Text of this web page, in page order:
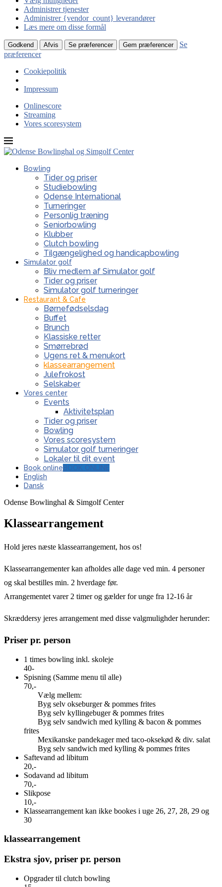
Administrer tjenester
Administrer {vendor_count} leverandører
Læs mere om disse formål
Godkend Afvis Se præferencer Gem præferencer
Se
præferencer
Cookiepolitik
Impressum
Onlinescore
Streaming
Vores scoresystem
Bowling
Tider og priser
Studiebowling
Odense International
Turneringer
Personlig træning
Seniorbowling
Klubber
Clutch bowling
Tilgængelighed og handicapbowling
Simulator golf
Bliv medlem af Simulator golf
Tider og priser
Simulator golf turneringer
Restaurant & Cafe
Børnefødselsdag
Buffet
Brunch
Klassiske retter
Smørrebrød
Ugens ret & menukort
klassearrangement
Julefrokost
Selskaber
Vores center
Events
Aktivitetsplan
Tider og priser
Bowling
Vores scoresystem
Simulator golf turneringer
Lokaler til dit event
Book onlineBOOK ONLINE
English
Dansk
Odense Bowlinghal & Simgolf Center
Klassearrangement
Hold jeres næste klassearrangement, hos os!
Klassearrangementer kan afholdes alle dage ved min. 4 personer
og skal bestilles min. 2 hverdage før.
Arrangementet varer 2 timer og gælder for unge fra 12-16 år
Skræddersy jeres arrangement med disse valgmulighder herunder:
Priser pr. person
1 times bowling inkl. skoleje
40-
Spisning (Samme menu til alle)
70,-
Vælg mellem:
Byg selv okseburger & pommes frites
Byg selv kyllingebuger & pommes frites
Byg selv sandwich med kylling & bacon & pommes
frites
Mexikanske pandekager med taco-oksekød & div. salat
Byg selv sandwich med kylling & pommes frites
Saftevand ad libitum
20,-
Sodavand ad libitum
70,-
Slikpose
10,-
Klassearrangement kan ikke bookes i uge 26, 27, 28, 29 og
30
klassearrangement
Ekstra sjov, priser pr. person
Opgrader til clutch bowling